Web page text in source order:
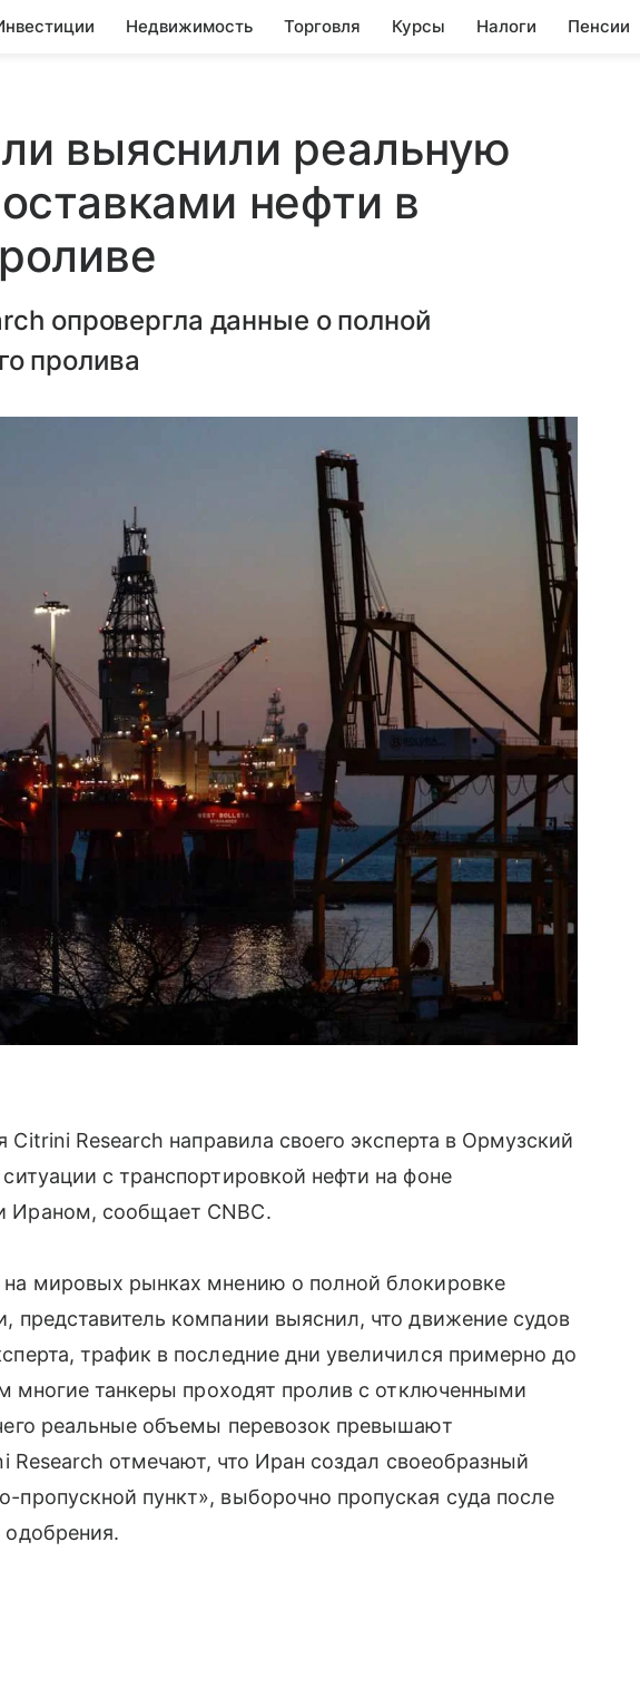
Недвижимость Торговля Курсы Налоги Пенсии
выяснили реальную
нефти в
опровергла данные о полной
пролива
Citrini Research направила своего эксперта в Ормузский
с транспортировкой нефти на фоне
сообщает CNBC.
на мировых рынках мнению о полной блокировке
представитель компании выяснил, что движение судов
трафик в последние дни увеличился примерно до
многие танкеры проходят пролив с отключенными
реальные объемы перевозок превышают
отмечают, что Иран создал своеобразный
пропускной пункт», выборочно пропуская суда после
одобрения.